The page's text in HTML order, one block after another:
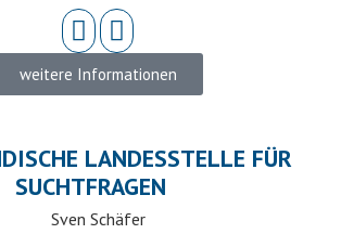
weitere Informationen
LANDESSTELLE FÜR
SUCHTFRAGEN
Sven Schäfer